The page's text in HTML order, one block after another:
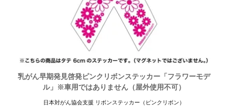
乳がん早期発見啓発ピンクリボンステッカー「フラワーモデ
ル」※車用ではありません（屋外使用不可）
日本対がん協会支援 リボンステッカー（ピンクリボン）